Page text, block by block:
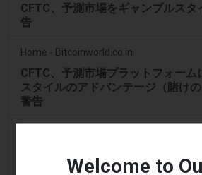
CFTC、予測市場をギャンブルスタ
告
Home - Bitcoinworld.co.in
CFTC、予測市場プラットフォーム
スタイルのアドバンテージ（賭け
警告
しアメリカンスタイルのギャンブ
Welcome to